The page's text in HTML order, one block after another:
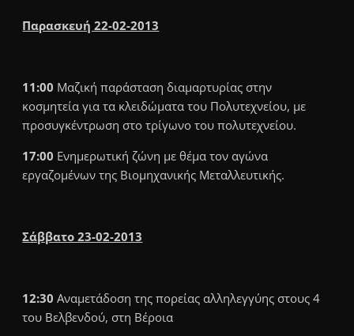
Παρασκευή 22-02-2013
11:00 Μαζική παράσταση διαμαρτυρίας στην
κοσμητεία για τα κλειδώματα του Πολυτεχνείου, με
προσυγκέντρωση στο τρίγωνο του πολυτεχνείου.
17:00 Ενημερωτική ζώνη με θέμα τον αγώνα
εργαζομένων της Βιομηχανικής Μεταλλευτικής.
Σάββατο 23-02-2013
12:30 Αναμετάδοση της πορείας αλληλεγγύης στους 4
του Βελβενδού, στη Βέροια